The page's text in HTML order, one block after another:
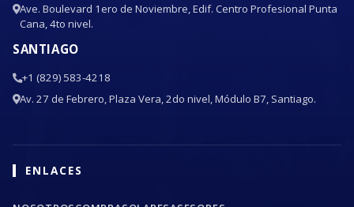
Ave. Boulevard 1ero de Noviembre, Edif. Centro Profesional Punta
Cana, 4to nivel.
SANTIAGO
+1 (829) 583-4218
Av. 27 de Febrero, Plaza Vera, 2do nivel, Módulo B7, Santiago.
ENLACES